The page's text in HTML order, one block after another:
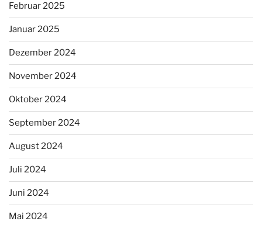
Februar 2025
Januar 2025
Dezember 2024
November 2024
Oktober 2024
September 2024
August 2024
Juli 2024
Juni 2024
Mai 2024